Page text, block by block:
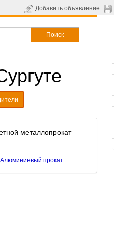
Добавить объявление
Поиск
металлопрокат
Алюминиевый прокат